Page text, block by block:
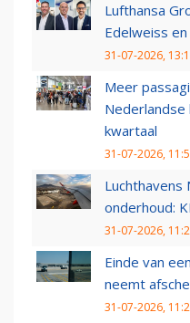
Lufthansa
Edelweiss
31-07-2026,
Meer
Nederlandse
kwartaal
31-07-2026,
Luchthavens
onderhoud:
31-07-2026,
Einde van
neemt
31-07-2026,